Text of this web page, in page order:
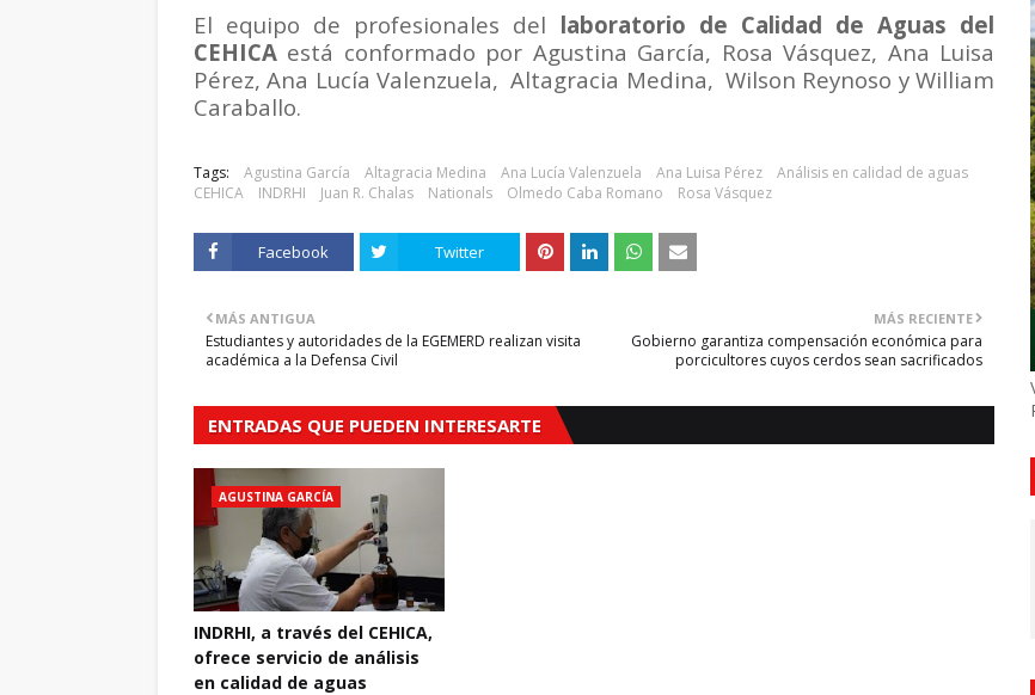
El equipo de profesionales del laboratorio de Calidad de Aguas del
CEHICA está conformado por Agustina García, Rosa Vásquez, Ana Luisa
Pérez, Ana Lucía Valenzuela, Altagracia Medina, Wilson Reynoso y William
Caraballo.
Tags: Agustina García Altagracia Medina Ana Lucía Valenzuela Ana Luisa Pérez
Análisis en calidad de aguas
CEHICA
INDRHI Juan R. Chalas Nationals Olmedo Caba Romano Rosa Vásquez
Facebook Twitter
MÁS RECIENTE
Gobierno garantiza compensación económica para
porcicultores cuyos cerdos sean sacrificados
MÁS ANTIGUA
Estudiantes y autoridades de la EGEMERD realizan visita
académica a la Defensa Civil
ENTRADAS QUE PUEDEN INTERESARTE
AGUSTINA GARCÍA
INDRHI, a través del CEHICA,
ofrece servicio de análisis
en calidad de aguas